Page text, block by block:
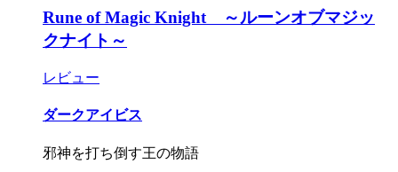
Rune of Magic Knight ～ルーンオブマジッ
クナイト～
レビュー
ダークアイビス
邪神を打ち倒す王の物語